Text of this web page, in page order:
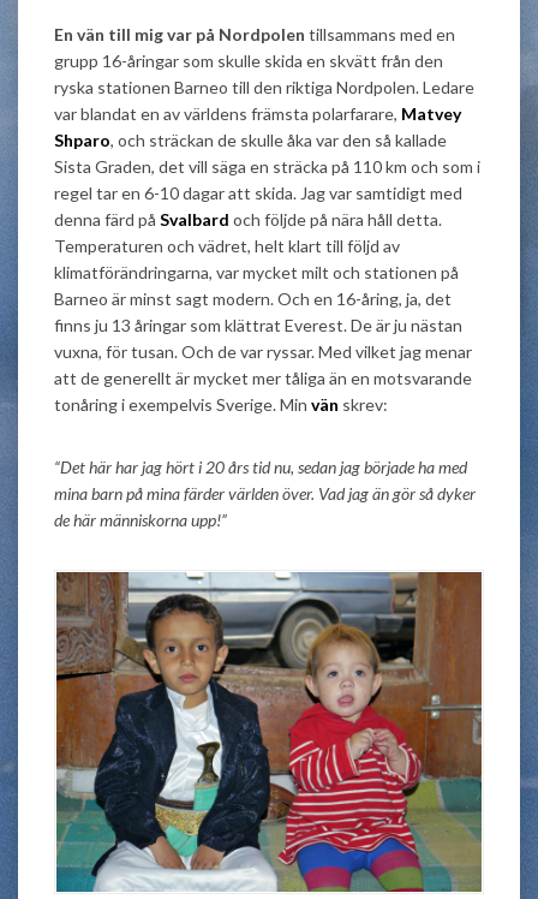
En vän till mig var på Nordpolen tillsammans med en
grupp 16-åringar som skulle skida en skvätt från den
ryska stationen Barneo till den riktiga Nordpolen. Ledare
var blandat en av världens främsta polarfarare, Matvey
Shparo, och sträckan de skulle åka var den så kallade
Sista Graden, det vill säga en sträcka på 110 km och som i
regel tar en 6-10 dagar att skida. Jag var samtidigt med
denna färd på Svalbard och följde på nära håll detta.
Temperaturen och vädret, helt klart till följd av
klimatförändringarna, var mycket milt och stationen på
Barneo är minst sagt modern. Och en 16-åring, ja, det
finns ju 13 åringar som klättrat Everest. De är ju nästan
vuxna, för tusan. Och de var ryssar. Med vilket jag menar
att de generellt är mycket mer tåliga än en motsvarande
tonåring i exempelvis Sverige. Min vän skrev:
“Det här har jag hört i 20 års tid nu, sedan jag började ha med
mina barn på mina färder världen över. Vad jag än gör så dyker
de här människorna upp!”